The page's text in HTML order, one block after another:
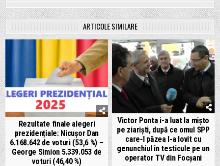
ARTICOLE SIMILARE
Rezultate finale alegeri
prezidențiale: Nicușor Dan
6.168.642 de voturi (53,6 %) –
George Simion 5.339.053 de
voturi (46,40 %)
Victor Ponta i-a luat la mișto
pe ziariști, după ce omul SPP
care-l păzea l-a lovit cu
genunchiul în testicule pe un
operator TV din Focșani